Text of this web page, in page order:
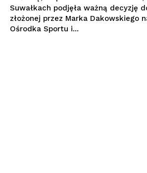
Suwałkach podjęła ważną decyzję
złożonej przez Marka Dakowskiego
Ośrodka Sportu i...